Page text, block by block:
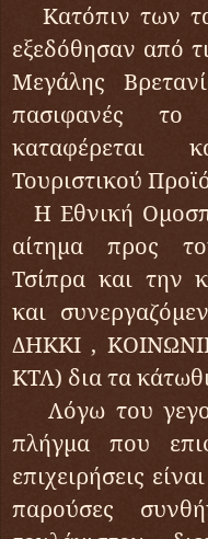
Κατόπιν των
εξεδόθησαν από
Μεγάλης
πασιφανές
καταφέρεται
Τουριστικού
Η Εθνική
αίτημα προς
Τσίπρα και την
και
ΔΗΚΚΙ ,
ΚΤΛ) δια τα
Λόγω του
πλήγμα που
επιχειρήσεις
παρούσες